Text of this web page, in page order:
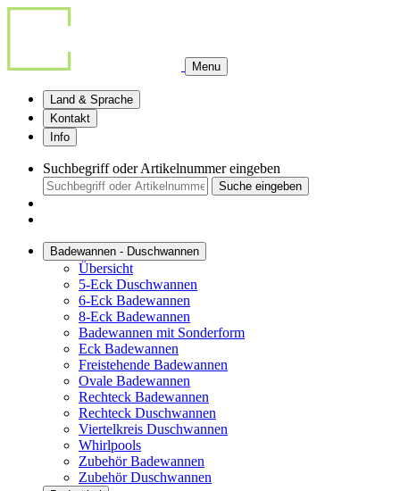
Menu
Land & Sprache
Kontakt
Info
Suchbegriff oder Artikelnummer eingeben
Suche eingeben
Badewannen - Duschwannen
Übersicht
5-Eck Duschwannen
6-Eck Badewannen
8-Eck Badewannen
Badewannen mit Sonderform
Eck Badewannen
Freistehende Badewannen
Ovale Badewannen
Rechteck Badewannen
Rechteck Duschwannen
Viertelkreis Duschwannen
Whirlpools
Zubehör Badewannen
Zubehör Duschwannen